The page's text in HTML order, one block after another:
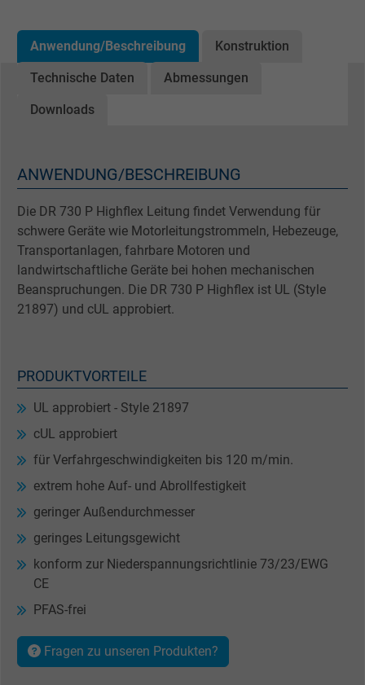
Anwendung/Beschreibung Konstruktion
Technische Daten Abmessungen
Downloads
ANWENDUNG/BESCHREIBUNG
Die DR 730 P Highflex Leitung findet Verwendung für
schwere Geräte wie Motorleitungstrommeln, Hebezeuge,
Transportanlagen, fahrbare Motoren und
landwirtschaftliche Geräte bei hohen mechanischen
Beanspruchungen. Die DR 730 P Highflex ist UL (Style
21897) und cUL approbiert.
PRODUKTVORTEILE
UL approbiert - Style 21897
cUL approbiert
für Verfahrgeschwindigkeiten bis 120 m/min.
extrem hohe Auf- und Abrollfestigkeit
geringer Außendurchmesser
geringes Leitungsgewicht
konform zur Niederspannungsrichtlinie 73/23/EWG
CE
PFAS-frei
Fragen zu unseren Produkten?